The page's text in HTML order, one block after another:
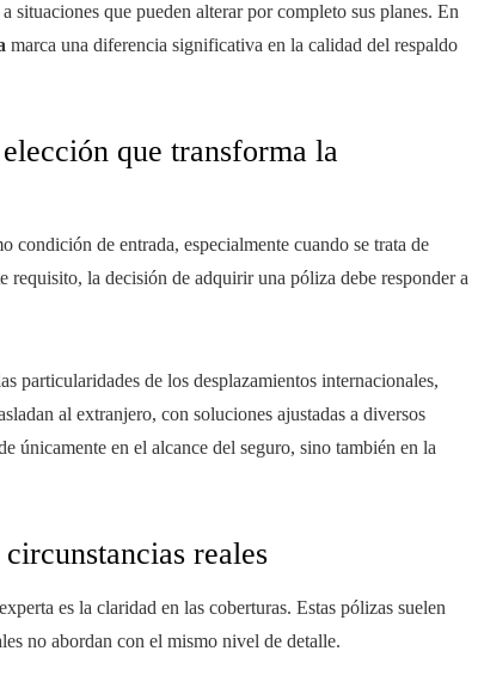
situaciones que pueden alterar por completo sus planes. En
marca una diferencia significativa en la calidad del respaldo
que transforma la
condición de entrada, especialmente cuando se trata de
requisito, la decisión de adquirir una póliza debe responder a
particularidades de los desplazamientos internacionales,
al extranjero, con soluciones ajustadas a diversos
únicamente en el alcance del seguro, sino también en la
reales
es la claridad en las coberturas. Estas pólizas suelen
no abordan con el mismo nivel de detalle.